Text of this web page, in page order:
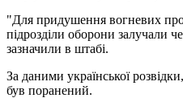
"Для придушення вогневих
підрозділи оборони залучали
зазначили в штабі.
За даними української
був поранений.